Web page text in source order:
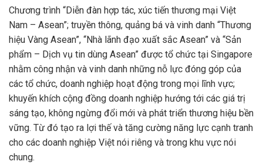
Chương trình “Diễn đàn hợp tác, xúc tiến thương mại Việt
Nam – Asean”; truyền thông, quảng bá và vinh danh “Thương
hiệu Vàng Asean”, “Nhà lãnh đạo xuất sắc Asean” và “Sản
phẩm – Dịch vụ tin dùng Asean” được tổ chức tại Singapore
nhằm công nhận và vinh danh những nỗ lực đóng góp của
các tổ chức, doanh nghiệp hoạt động trong mọi lĩnh vực;
khuyến khích cộng đồng doanh nghiệp hướng tới các giá trị
sáng tạo, không ngừng đổi mới và phát triển thương hiệu bền
vững. Từ đó tạo ra lợi thế và tăng cường năng lực cạnh tranh
cho các doanh nghiệp Việt nói riêng và trong khu vực nói
chung.